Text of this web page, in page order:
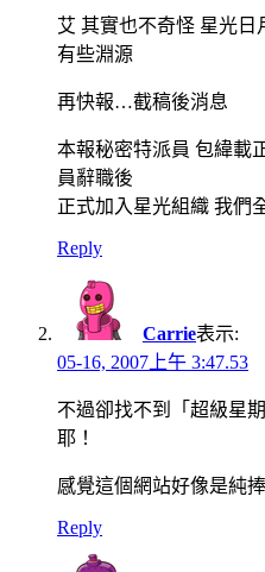
艾 其實也不奇怪 星光
有些淵源
再快報…截稿後消息
本報秘密特派員 包緯載
員辭職後
正式加入星光組織 我們
Reply
Carrie表示:
05-16, 2007上午 3:47.53
不過卻找不到「超級星
耶！
感覺這個網站好像是純
Reply